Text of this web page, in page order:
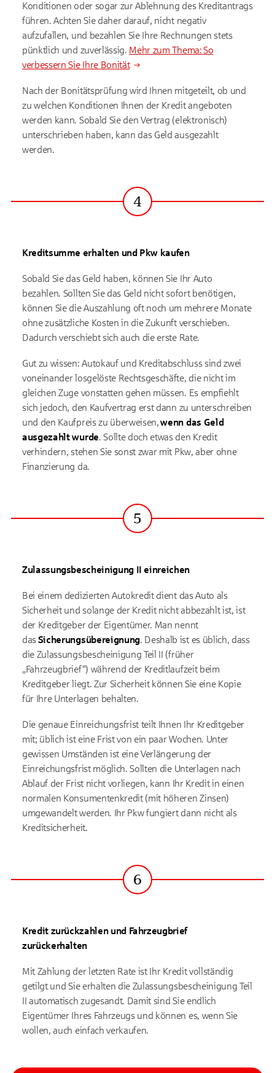
Konditionen oder sogar zur Ablehnung des Kreditantrags
führen. Achten Sie daher darauf, nicht negativ
aufzufallen, und bezahlen Sie Ihre Rechnungen stets
pünktlich und zuverlässig. Mehr zum Thema: So
verbessern Sie Ihre Bonität
Nach der Bonitätsprüfung wird Ihnen mitgeteilt, ob und
zu welchen Konditionen Ihnen der Kredit angeboten
werden kann. Sobald Sie den Vertrag (elektronisch)
unterschrieben haben, kann das Geld ausgezahlt
werden.
Schritt
4
Kreditsumme erhalten und Pkw kaufen
Sobald Sie das Geld haben, können Sie Ihr Auto
bezahlen. Sollten Sie das Geld nicht sofort benötigen,
können Sie die Auszahlung oft noch um mehrere Monate
ohne zusätzliche Kosten in die Zukunft verschieben.
Dadurch verschiebt sich auch die erste Rate.
Gut zu wissen: Autokauf und Kreditabschluss sind zwei
voneinander losgelöste Rechtsgeschäfte, die nicht im
gleichen Zuge vonstatten gehen müssen. Es empfiehlt
sich jedoch, den Kaufvertrag erst dann zu unterschreiben
und den Kaufpreis zu überweisen,wenn das Geld
ausgezahlt wurde. Sollte doch etwas den Kredit
verhindern, stehen Sie sonst zwar mit Pkw, aber ohne
Finanzierung da.
Schritt
5
Zulassungsbescheinigung II einreichen
Bei einem dedizierten Autokredit dient das Auto als
Sicherheit und solange der Kredit nicht abbezahlt ist, ist
der Kreditgeber der Eigentümer. Man nennt
dasSicherungsübereignung. Deshalb ist es üblich, dass
die Zulassungsbescheinigung Teil II (früher
„Fahrzeugbrief“) während der Kreditlaufzeit beim
Kreditgeber liegt. Zur Sicherheit können Sie eine Kopie
für Ihre Unterlagen behalten.
Die genaue Einreichungsfrist teilt Ihnen Ihr Kreditgeber
mit; üblich ist eine Frist von ein paar Wochen. Unter
gewissen Umständen ist eine Verlängerung der
Einreichungsfrist möglich. Sollten die Unterlagen nach
Ablauf der Frist nicht vorliegen, kann Ihr Kredit in einen
normalen Konsumentenkredit (mit höheren Zinsen)
umgewandelt werden. Ihr Pkw fungiert dann nicht als
Kreditsicherheit.
Schritt
6
Kredit zurückzahlen und Fahrzeugbrief
zurückerhalten
Mit Zahlung der letzten Rate ist Ihr Kredit vollständig
getilgt und Sie erhalten die Zulassungsbescheinigung Teil
II automatisch zugesandt. Damit sind Sie endlich
Eigentümer Ihres Fahrzeugs und können es, wenn Sie
wollen, auch einfach verkaufen.